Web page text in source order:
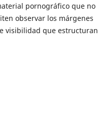
pornográfico que no
observar los márgenes
visibilidad que estructuran